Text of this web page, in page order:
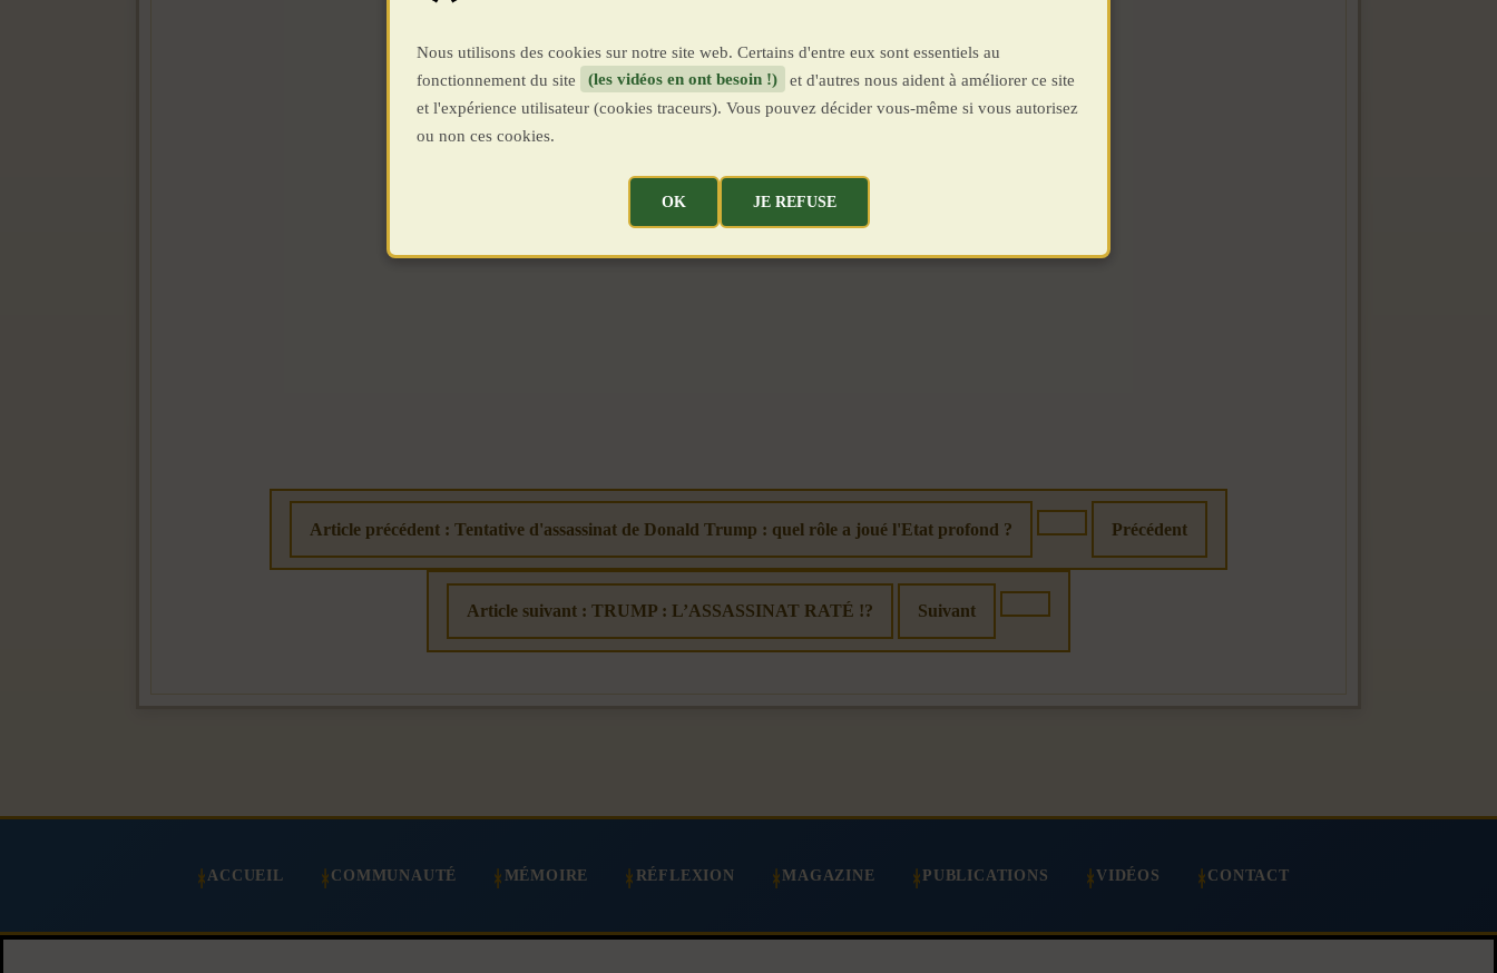
Article précédent : Tentative d'assassinat de Donald Trump : quel rôle a joué l'Etat profond ? Précédent
Article suivant : TRUMP : L’ASSASSINAT RATÉ !? Suivant
ACCUEIL COMMUNAUTÉ MÉMOIRE RÉFLEXION MAGAZINE PUBLICATIONS VIDÉOS CONTACT
Nous utilisons des cookies sur notre site web. Certains d'entre eux sont essentiels au
fonctionnement du site
(les vidéos en ont besoin !)
et d'autres nous aident à améliorer ce site
et l'expérience utilisateur (cookies traceurs). Vous pouvez décider vous-même si vous autorisez
ou non ces cookies.
OK JE REFUSE